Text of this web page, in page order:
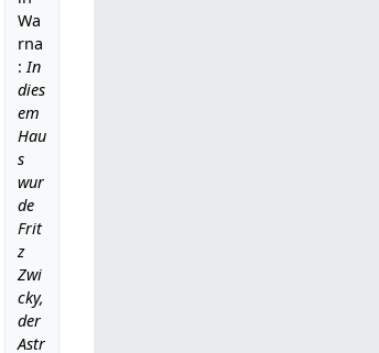
Wa
rna
: In
dies
em
Hau
s
wur
de
Frit
z
Zwi
cky,
der
Astr